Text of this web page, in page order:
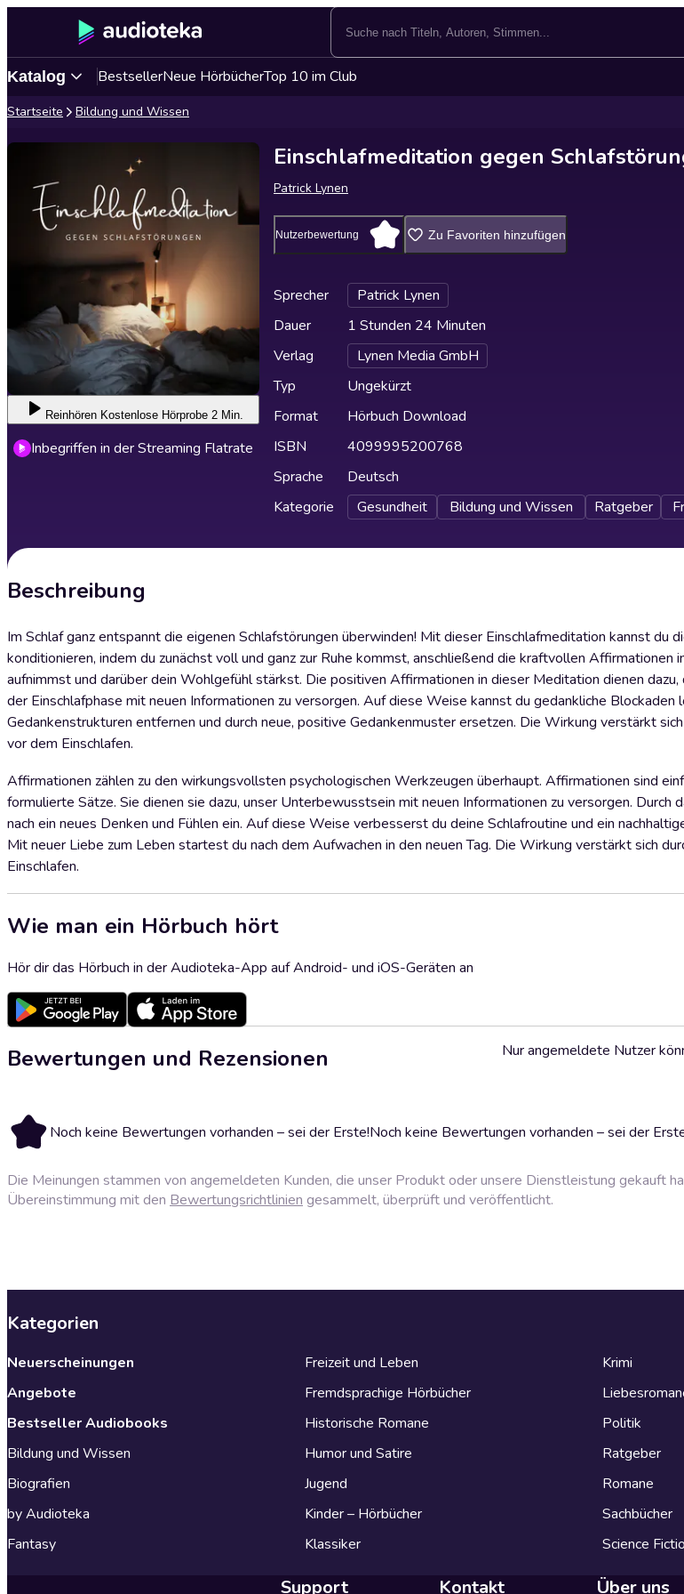
Katalog BestsellerNeue HörbücherTop 10 im Club
Startseite Bildung und Wissen
Reinhören Kostenlose Hörprobe 2 Min.
Inbegriffen in der Streaming Flatrate
Einschlafmeditation gegen
Patrick Lynen
Nutzerbewertung Zu Favoriten hinzufügen
Sprecher
Patrick Lynen
Dauer
1 Stunden 24 Minuten
Verlag
Lynen Media GmbH
Typ
Ungekürzt
Format
Hörbuch Download
ISBN
4099995200768
Sprache
Deutsch
Kategorie
Gesundheit Bildung und Wissen Ratgeber
Beschreibung
Im Schlaf ganz entspannt die eigenen Schlafstörungen überwinden! Mit dieser Einschlafmeditation kannst du
konditionieren, indem du zunächst voll und ganz zur Ruhe kommst, anschließend die kraftvollen Affirmationen
aufnimmst und darüber dein Wohlgefühl stärkst. Die positiven Affirmationen in dieser Meditation dienen
der Einschlafphase mit neuen Informationen zu versorgen. Auf diese Weise kannst du gedankliche Blockaden
Gedankenstrukturen entfernen und durch neue, positive Gedankenmuster ersetzen. Die Wirkung verstärkt
vor dem Einschlafen.
Affirmationen zählen zu den wirkungsvollsten psychologischen Werkzeugen überhaupt. Affirmationen sind
formulierte Sätze. Sie dienen sie dazu, unser Unterbewusstsein mit neuen Informationen zu versorgen. Durch
nach ein neues Denken und Fühlen ein. Auf diese Weise verbesserst du deine Schlafroutine und ein
Mit neuer Liebe zum Leben startest du nach dem Aufwachen in den neuen Tag. Die Wirkung verstärkt sich
Einschlafen.
Wie man ein Hörbuch hört
Hör dir das Hörbuch in der Audioteka-App auf Android- und iOS-Geräten an
Bewertungen und Rezensionen
Noch keine Bewertungen vorhanden – sei der Erste!Noch keine Bewertungen vorhanden – sei der
Nur angemeldete Nutzer
Die Meinungen stammen von angemeldeten Kunden, die unser Produkt oder unsere Dienstleistung gekauft
Übereinstimmung mit den Bewertungsrichtlinien gesammelt, überprüft und veröffentlicht.
Kategorien
Neuerscheinungen
Angebote
Bestseller Audiobooks
Bildung und Wissen
Biografien
by Audioteka
Fantasy
Freizeit und Leben
Fremdsprachige Hörbücher
Historische Romane
Humor und Satire
Jugend
Kinder – Hörbücher
Klassiker
Krimi
Politik
Ratgeber
Romane
Sachbücher
Science
Support Kontakt Über uns